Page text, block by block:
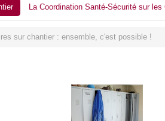
La Coordination Santé-Sécurité sur les
sur chantier : ensemble, c'est possible !